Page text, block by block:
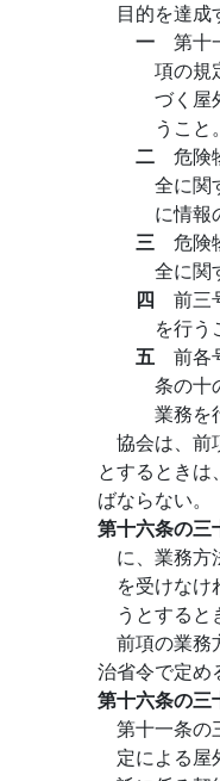
目的を達成
一 第十
項の規
づく屋
うこと。
二 危険
全に関
に情報
三 危険
全に関
四 前三
を行う
五 前各
条の十
業務を
協会は、前
とするとき
ばならない。
第十六条の
に、業務方
を受けなけ
うとすると
前項の業務
治省令で定め
第十六条の
第十一条の
定による屋